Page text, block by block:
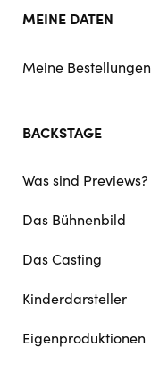
MEINE DATEN
Meine Bestellungen
BACKSTAGE
Was sind Previews?
Das Bühnenbild
Das Casting
Kinderdarsteller
Eigenproduktionen